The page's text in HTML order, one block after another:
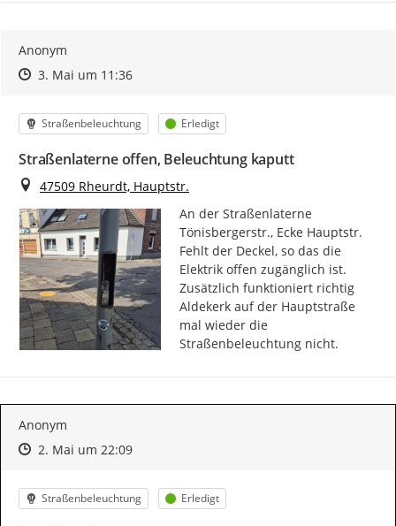
Anonym
Zeitpunkt des Erstellens
Zeitpunkt des Erstellens
3. Mai um 11:36Zur Äußerung
Kategorie
Straßenbeleuchtung Status
Erledigt
Straßenlaterne offen, Beleuchtung kaputt
Ort
47509 Rheurdt, Hauptstr.
An der Straßenlaterne
Tönisbergerstr., Ecke Hauptstr.
Fehlt der Deckel, so das die
Elektrik offen zugänglich ist.
Zusätzlich funktioniert richtig
Aldekerk auf der Hauptstraße
mal wieder die
Straßenbeleuchtung nicht.
Anonym
Zeitpunkt des Erstellens
Zeitpunkt des Erstellens
2. Mai um 22:09Zur Äußerung
Kategorie
Straßenbeleuchtung Status
Erledigt